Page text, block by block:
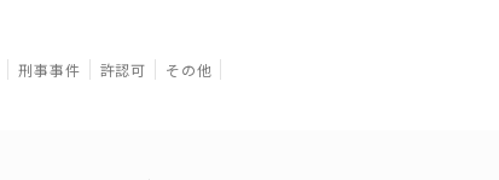
刑事事件 許認可 その他